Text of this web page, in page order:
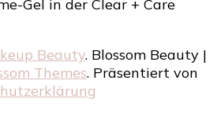
Duo
gepflegten
Mann
Gel in der Clear + Care
Beauty. Blossom Beauty |
Themes. Präsentiert von